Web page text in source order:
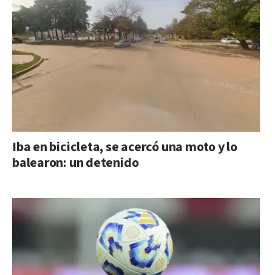
Iba en bicicleta, se acercó una moto y lo
balearon: un detenido